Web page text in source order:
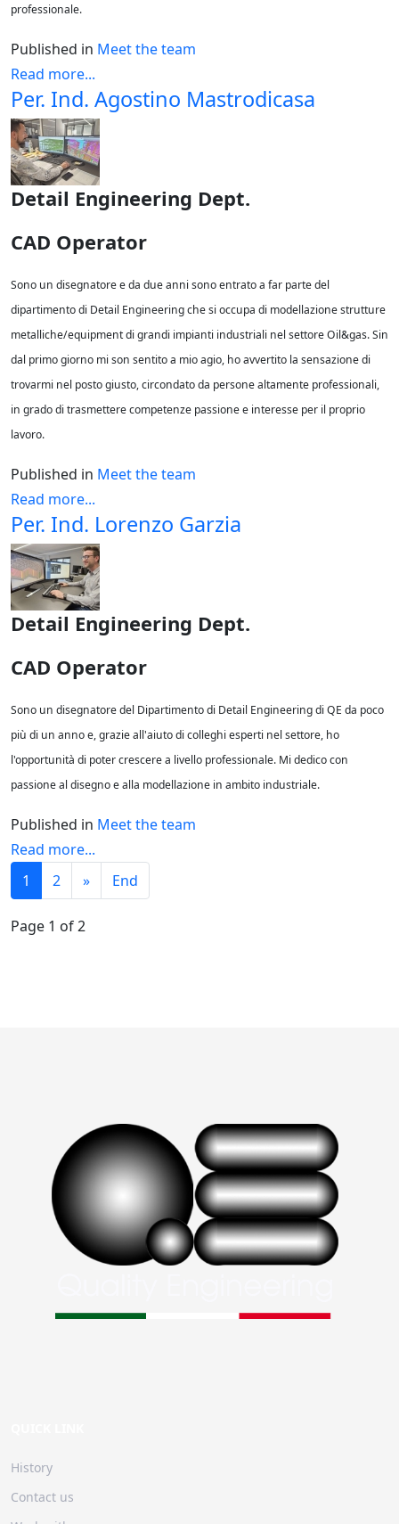
professionale.
Published in Meet the team
Read more...
Per. Ind. Agostino Mastrodicasa
Detail Engineering Dept.
CAD Operator
Sono un disegnatore e da due anni sono entrato a far parte del
dipartimento di Detail Engineering che si occupa di modellazione strutture
metalliche/equipment di grandi impianti industriali nel settore Oil&gas. Sin
dal primo giorno mi son sentito a mio agio, ho avvertito la sensazione di
trovarmi nel posto giusto, circondato da persone altamente professionali,
in grado di trasmettere competenze passione e interesse per il proprio
lavoro.
Published in Meet the team
Read more...
Per. Ind. Lorenzo Garzia
Detail Engineering Dept.
CAD Operator
Sono un disegnatore del Dipartimento di Detail Engineering di QE da poco
più di un anno e, grazie all'aiuto di colleghi esperti nel settore, ho
l'opportunità di poter crescere a livello professionale. Mi dedico con
passione al disegno e alla modellazione in ambito industriale.
Published in Meet the team
Read more...
1
2 » End
Page 1 of 2
History
Contact us